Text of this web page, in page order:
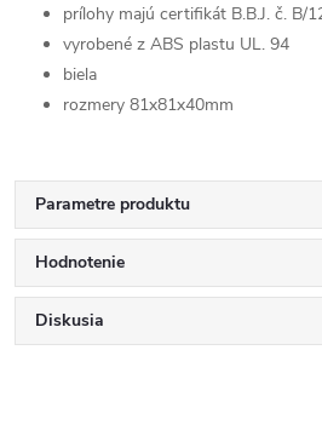
prílohy majú certifikát B.B.J. č. B/
vyrobené z ABS plastu UL. 94
biela
rozmery 81x81x40mm
Parametre produktu
Hodnotenie
Diskusia